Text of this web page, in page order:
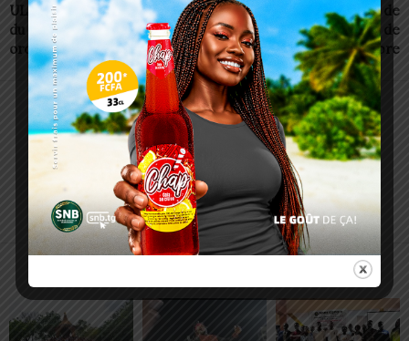
UL : questions discutées lors
du deuxième conseil
ordinaire de l’année
UL : célébration réussie de
la Journée nationale de
l’arbre
Redaction
https://lomegraph.tg/